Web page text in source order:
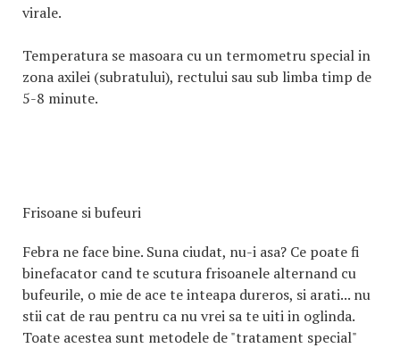
virale.
Temperatura se masoara cu un termometru special in
zona axilei (subratului), rectului sau sub limba timp de
5-8 minute.
Frisoane si bufeuri
Febra ne face bine. Suna ciudat, nu-i asa? Ce poate fi
binefacator cand te scutura frisoanele alternand cu
bufeurile, o mie de ace te inteapa dureros, si arati... nu
stii cat de rau pentru ca nu vrei sa te uiti in oglinda.
Toate acestea sunt metodele de "tratament special"